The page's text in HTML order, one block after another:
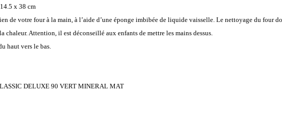
x 38 cm
de votre four à la main, à l’aide d’une éponge imbibée de liquide vaisselle. Le nettoyage du four
chaleur. Attention, il est déconseillé aux enfants de mettre les mains dessus.
haut vers le bas.
DELUXE 90 VERT MINERAL MAT